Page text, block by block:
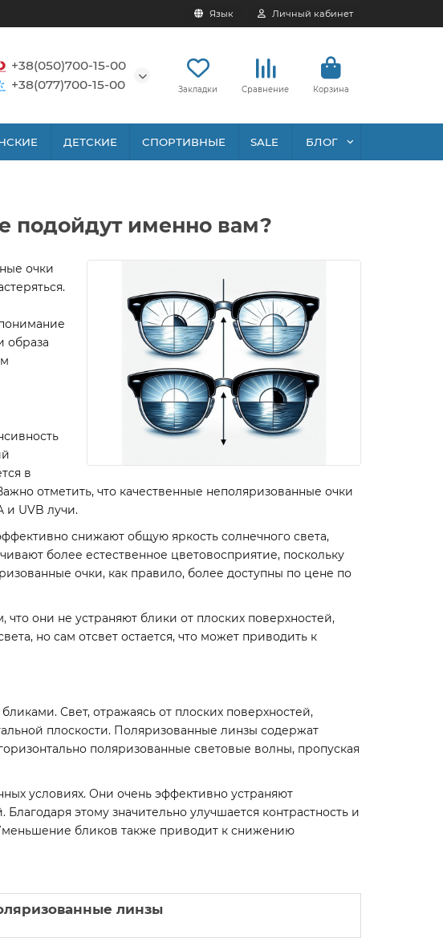
Язык Личный кабинет
+38(050)700-15-00
+38(077)700-15-00
Закладки Сравнение Корзина
ДЕТСКИЕ СПОРТИВНЫЕ SALE БЛОГ
подойдут именно вам?
очки
образа
в
отметить, что качественные неполяризованные очки
и UVB лучи.
снижают общую яркость солнечного света,
более естественное цветовосприятие, поскольку
очки, как правило, более доступны по цене по
они не устраняют блики от плоских поверхностей,
но сам отсвет остается, что может приводить к
Свет, отражаясь от плоских поверхностей,
плоскости. Поляризованные линзы содержат
поляризованные световые волны, пропуская
условиях. Они очень эффективно устраняют
этому значительно улучшается контрастность и
Уменьшение бликов также приводит к снижению
линзы